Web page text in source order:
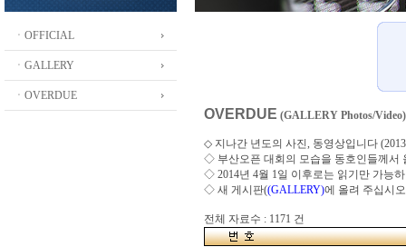
ㆍOFFICIAL
ㆍGALLERY
ㆍOVERDUE
OVERDUE (GALLERY Photos/Video)
◇ 지나간 년도의 사진, 동영상입니다
◇ 부산오픈 대회의 모습을 동호인들께서
◇ 2014년 4월 1일 이후로는 읽기만 가능
◇ 새 게시판((GALLERY)에 올려 주십시오
전체 자료수 : 1171 건